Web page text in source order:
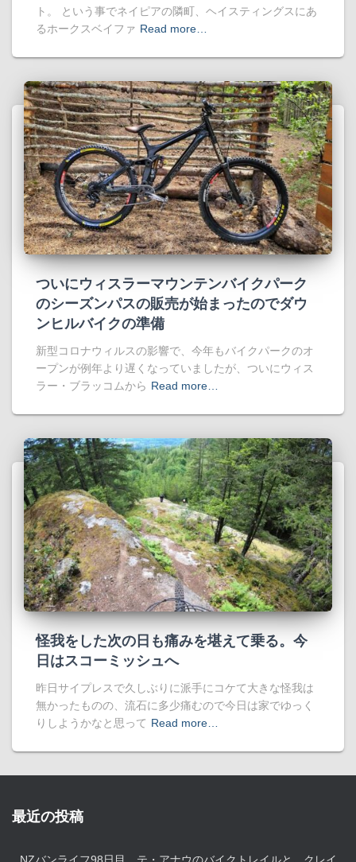
ト。 という事でネイピアの隣町、ヘイスティングスにあ
るホークスベイファ Read more…
ついにウィスラーマウンテンバイクパーク
のシーズンパスの販売が始まったのでダウ
ンヒルバイクの準備
新型コロナウィルスの影響で、今年もバイクパークのオ
ープンが例年より遅くなっていましたが、ついにウィス
ラー・ブラッコムから Read more…
怪我をした次の日も痛みを堪えて乗る。今
日はスコーミッシュへ
昨日サイプレスで久しぶりに派手にコケて大きな怪我は
無かったものの、流石に多少痛むので今日は家でゆっく
りしようかなと思って Read more…
最近の投稿